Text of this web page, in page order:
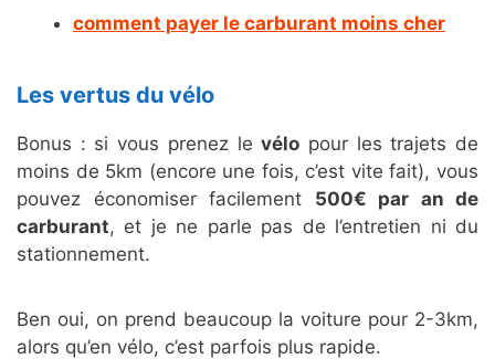
comment payer le carburant moins cher
Les vertus du vélo
Bonus : si vous prenez levélo pour les trajets de
moins de 5km (encore une fois, c’est vite fait), vous
pouvez économiser facilement 500€ par an de
carburant, et je ne parle pas de l’entretien ni du
stationnement.
Ben oui, on prend beaucoup la voiture pour 2-3km,
alors qu’en vélo, c’est parfois plus rapide.